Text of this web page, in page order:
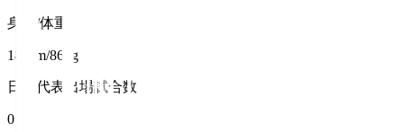
身長/体重
186cm/86kg
日本代表出場試合数
0